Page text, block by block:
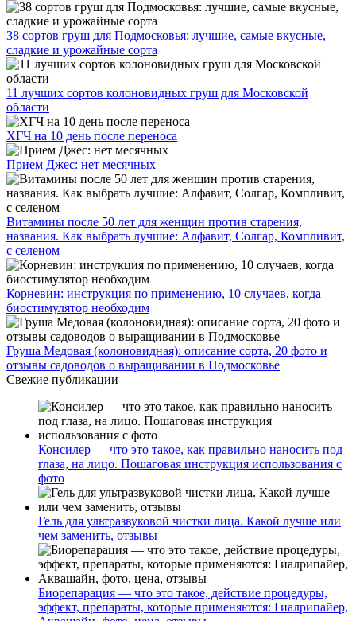
38 сортов груш для Подмосковья: лучшие, самые вкусные,
сладкие и урожайные сорта
11 лучших сортов колоновидных груш для Московской
области
ХГЧ на 10 день после переноса
Прием Джес: нет месячных
Витамины после 50 лет для женщин против старения,
названия. Как выбрать лучшие: Алфавит, Солгар, Компливит,
с селеном
Корневин: инструкция по применению, 10 случаев, когда
биостимулятор необходим
Груша Медовая (колоновидная): описание сорта, 20 фото и
отзывы садоводов о выращивании в Подмосковье
Свежие публикации
Консилер — что это такое, как правильно наносить под
глаза, на лицо. Пошаговая инструкция использования с
фото
Гель для ультразвуковой чистки лица. Какой лучше или
чем заменить, отзывы
Биорепарация — что это такое, действие процедуры,
эффект, препараты, которые применяются: Гиалрипайер,